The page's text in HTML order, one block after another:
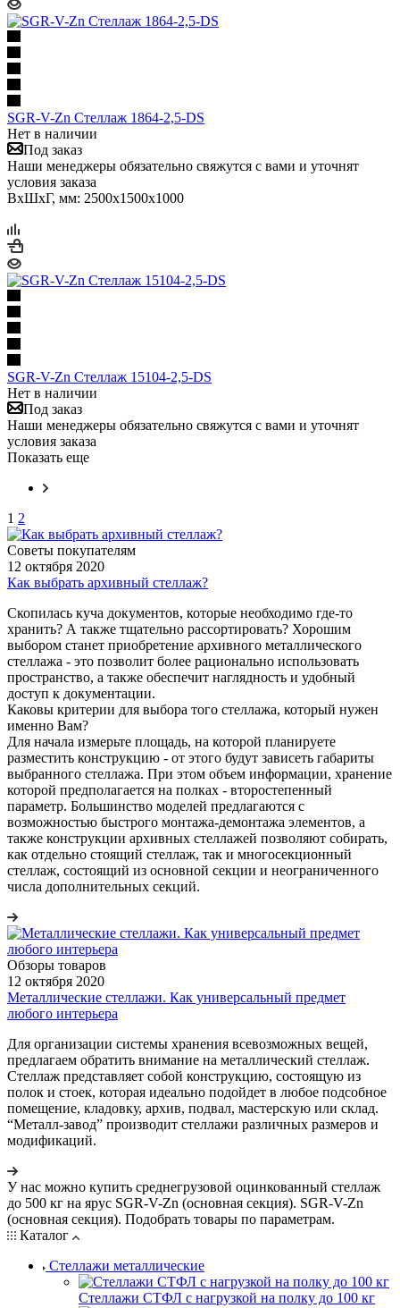
SGR-V-Zn Стеллаж 1864-2,5-DS
Нет в наличии
Под заказ
Наши менеджеры обязательно свяжутся с вами и уточнят
условия заказа
ВхШхГ, мм: 2500x1500x1000
SGR-V-Zn Стеллаж 15104-2,5-DS
Нет в наличии
Под заказ
Наши менеджеры обязательно свяжутся с вами и уточнят
условия заказа
Показать еще
1 2
Советы покупателям
12 октября 2020
Как выбрать архивный стеллаж?
Скопилась куча документов, которые необходимо где-то
хранить? А также тщательно рассортировать? Хорошим
выбором станет приобретение архивного металлического
стеллажа - это позволит более рационально использовать
пространство, а также обеспечит наглядность и удобный
доступ к документации.
Каковы критерии для выбора того стеллажа, который нужен
именно Вам?
Для начала измерьте площадь, на которой планируете
разместить конструкцию - от этого будут зависеть габариты
выбранного стеллажа. При этом объем информации, хранение
которой предполагается на полках - второстепенный
параметр. Большинство моделей предлагаются с
возможностью быстрого монтажа-демонтажа элементов, а
также конструкции архивных стеллажей позволяют собирать,
как отдельно стоящий стеллаж, так и многосекционный
стеллаж, состоящий из основной секции и неограниченного
числа дополнительных секций.
Обзоры товаров
12 октября 2020
Металлические стеллажи. Как универсальный предмет
любого интерьера
Для организации системы хранения всевозможных вещей,
предлагаем обратить внимание на металлический стеллаж.
Стеллаж представляет собой конструкцию, состоящую из
полок и стоек, которая идеально подойдет в любое подсобное
помещение, кладовку, архив, подвал, мастерскую или склад.
“Металл-завод” производит стеллажи различных размеров и
модификаций.
У нас можно купить среднегрузовой оцинкованный стеллаж
до 500 кг на ярус SGR-V-Zn (основная секция). SGR-V-Zn
(основная секция). Подобрать товары по параметрам.
Каталог
Стеллажи металлические
Стеллажи СТФЛ с нагрузкой на полку до 100 кг